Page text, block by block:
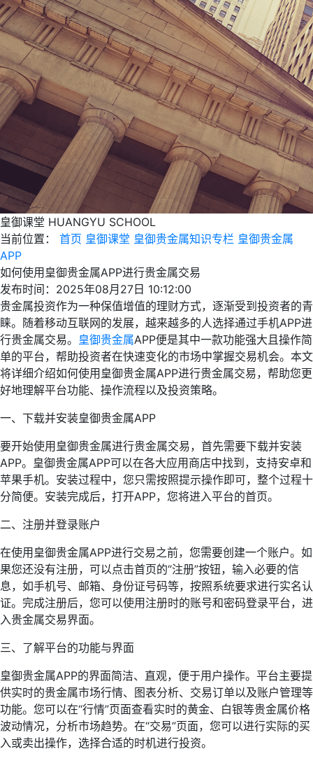
皇御课堂 HUANGYU SCHOOL
当前位置：
首页 皇御课堂 皇御贵金属知识专栏 皇御贵金属
APP
如何使用皇御贵金属APP进行贵金属交易
发布时间：2025年08月27日 10:12:00
贵金属投资作为一种保值增值的理财方式，逐渐受到投资者的青
睐。随着移动互联网的发展，越来越多的人选择通过手机APP进
行贵金属交易。 皇御贵金属APP便是其中一款功能强大且操作简
单的平台，帮助投资者在快速变化的市场中掌握交易机会。本文
将详细介绍如何使用皇御贵金属APP进行贵金属交易，帮助您更
好地理解平台功能、操作流程以及投资策略。
一、下载并安装皇御贵金属APP
要开始使用皇御贵金属进行贵金属交易，首先需要下载并安装
APP。皇御贵金属APP可以在各大应用商店中找到，支持安卓和
苹果手机。安装过程中，您只需按照提示操作即可，整个过程十
分简便。安装完成后，打开APP，您将进入平台的首页。
二、注册并登录账户
在使用皇御贵金属APP进行交易之前，您需要创建一个账户。如
果您还没有注册，可以点击首页的“注册”按钮，输入必要的信
息，如手机号、邮箱、身份证号码等，按照系统要求进行实名认
证。完成注册后，您可以使用注册时的账号和密码登录平台，进
入贵金属交易界面。
三、了解平台的功能与界面
皇御贵金属APP的界面简洁、直观，便于用户操作。平台主要提
供实时的贵金属市场行情、图表分析、交易订单以及账户管理等
功能。您可以在“行情”页面查看实时的黄金、白银等贵金属价格
波动情况，分析市场趋势。在“交易”页面，您可以进行实际的买
入或卖出操作，选择合适的时机进行投资。